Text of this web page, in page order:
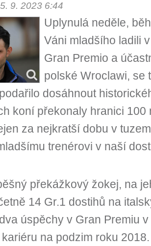
9. 2023 6:44
Uplynulá neděle,
Váni mladšího ladili
Gran Premio a
polské Wroclawi, se
dosáhnout
koní překonaly hranici 100
za nejkratší dobu v
trenérovi v naší
překážkový žokej, na
14 Gr.1 dostihů na
úspěchy v Gran Premiu
na podzim roku